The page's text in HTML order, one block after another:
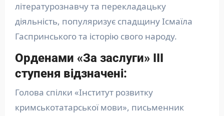
літературознавчу та перекладацьку
діяльність, популяризує спадщину Ісмаїла
Гаспринського та історію свого народу.
Орденами «За заслуги» ІІІ
ступеня відзначені:
Голова спілки «Інститут розвитку
кримськотатарської мови», письменник